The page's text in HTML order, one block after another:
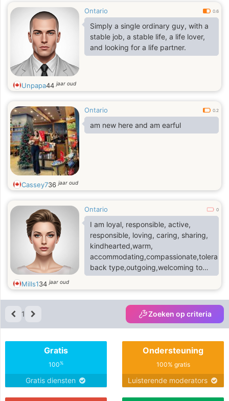
Ontario 0.6
Simply a single ordinary guy, with a
stable job, a stable life, a life lover,
and looking for a life partner.
Unpapa44jaar oud
Ontario 0.2
am new here and am earful
Cassey736jaar oud
Ontario 0
I am loyal, responsible, active,
responsible, loving, caring, sharing,
kindhearted,warm,
back type,outgoing,welcoming to
people generally,I like to sing,write
poems,listening to
music,swimming,playing
Basketball,watching TV
Mills134jaar oud
1 Zoeken op criteria
Gratis
100%
Gratis diensten
Ondersteuning
100% gratis
Luisterende moderators